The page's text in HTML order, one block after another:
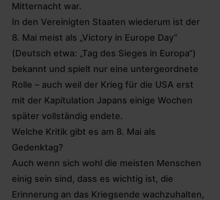
Mitternacht war.
In den Vereinigten Staaten wiederum ist der
8. Mai meist als „Victory in Europe Day“
(Deutsch etwa: „Tag des Sieges in Europa“)
bekannt und spielt nur eine untergeordnete
Rolle – auch weil der Krieg für die USA erst
mit der Kapitulation Japans einige Wochen
später vollständig endete.
Welche Kritik gibt es am 8. Mai als
Gedenktag?
Auch wenn sich wohl die meisten Menschen
einig sein sind, dass es wichtig ist, die
Erinnerung an das Kriegsende wachzuhalten,